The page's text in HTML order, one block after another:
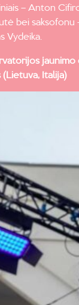
– Anton
bei saksofonu
Vydeika.
(Lietuva, Italija)